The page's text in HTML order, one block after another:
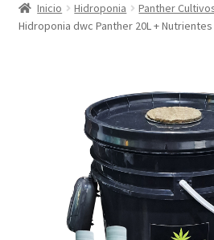
Inicio Hidroponia Panther
Hidroponia dwc Panther 20L +